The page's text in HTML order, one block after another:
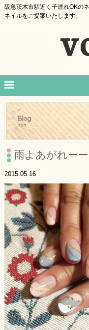
阪急茨木市駅近く子連れOKの
ネイルをご提案いたします。
雨よあがれー
2015.05.16